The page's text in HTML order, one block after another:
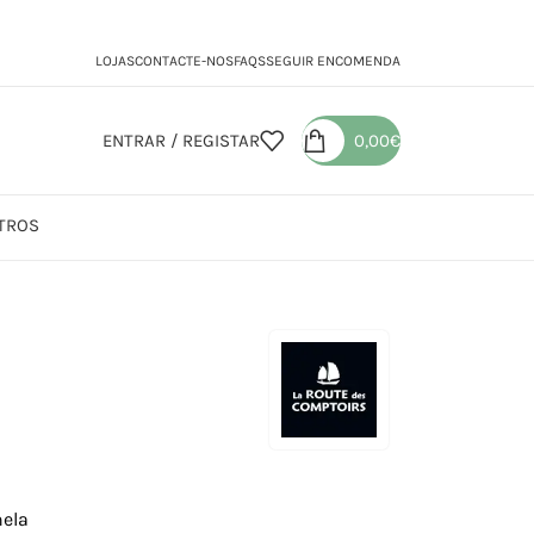
LOJASCONTACTE-NOSFAQSSEGUIR ENCOMENDA
ENTRAR / REGISTAR 0,00€